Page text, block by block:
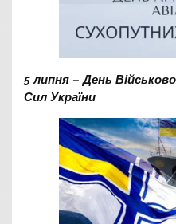
5 липня – День
Сил України